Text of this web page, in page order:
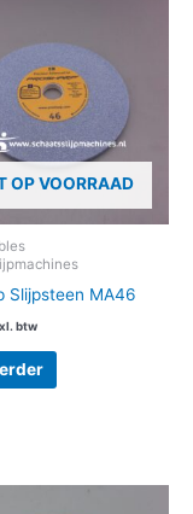
OP VOORRAAD
Slijpsteen MA46
btw